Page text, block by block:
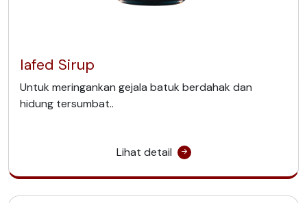
Iafed Sirup
Untuk meringankan gejala batuk berdahak dan
hidung tersumbat..
Lihat detail